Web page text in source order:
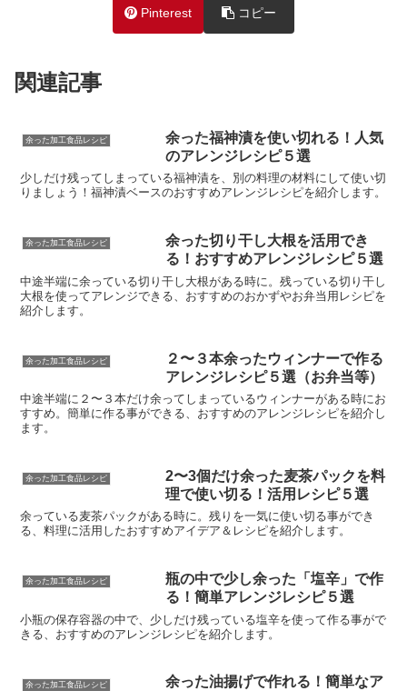
Pinterest コピー
関連記事
余った加工食品レシピ
余った福神漬を使い切れる！人気
のアレンジレシピ５選
少しだけ残ってしまっている福神漬を、別の料理の材料にして使い切
りましょう！福神漬ベースのおすすめアレンジレシピを紹介します。
余った加工食品レシピ
余った切り干し大根を活用でき
る！おすすめアレンジレシピ５選
中途半端に余っている切り干し大根がある時に。残っている切り干し
大根を使ってアレンジできる、おすすめのおかずやお弁当用レシピを
紹介します。
余った加工食品レシピ
２〜３本余ったウィンナーで作る
アレンジレシピ５選（お弁当等）
中途半端に２〜３本だけ余ってしまっているウィンナーがある時にお
すすめ。簡単に作る事ができる、おすすめのアレンジレシピを紹介し
ます。
余った加工食品レシピ
2〜3個だけ余った麦茶パックを料
理で使い切る！活用レシピ５選
余っている麦茶パックがある時に。残りを一気に使い切る事ができ
る、料理に活用したおすすめアイデア＆レシピを紹介します。
余った加工食品レシピ
瓶の中で少し余った「塩辛」で作
る！簡単アレンジレシピ５選
小瓶の保存容器の中で、少しだけ残っている塩辛を使って作る事がで
きる、おすすめのアレンジレシピを紹介します。
余った加工食品レシピ
余った油揚げで作れる！簡単なア